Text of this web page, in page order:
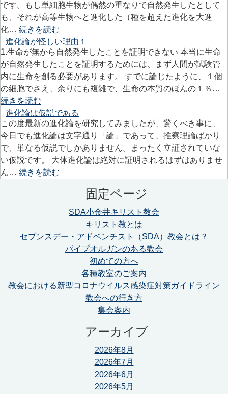
です。もし単細胞生物が偶然の重なりで自然発生したとして
も、それが高等生物へと進化した（種を超えた進化を大進
化… 続きを読む
進化論が怪しい理由１
1.生命が無から自然発生したことを証明できない 本当に生命
が自然発生したことを証明するためには、まず人間が試験管
内に生命を創る必要があります。 すでに論じたように、１個
の細胞でさえ、余りにも複雑で、生命の本質のほんの１％…
続きを読む
進化論は仮説である
この度最新の進化論を研究してみましたが、驚くべき事に、
今日でも進化論は文字通り「論」であって、推察理論ばかり
で、単なる仮説でしかありません。まったく立証されていな
い仮説です。 大体進化論は絶対に証明されるはずはありませ
ん… 続きを読む
固定ページ
SDA小金井キリスト教会
キリスト教とは
セブンスデー・アドベンチスト（SDA）教会とは？
パイプオルガンのある教会
初めての方へ
各種教室のご案内
教会における新型コロナウイルス感染症対策ガイドライン
教会への行き方
集会案内
アーカイブ
2026年8月
2026年7月
2026年6月
2026年5月